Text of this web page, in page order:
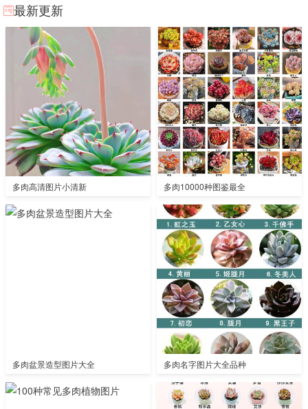
最新更新
多肉高清图片小清新 多肉10000种图鉴最全
多肉盆景造型图片大全 多肉名字图片大全品种